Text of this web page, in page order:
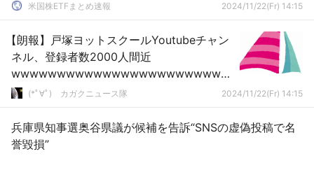
米国株ETFまとめ速報 2024/11/22(Fr) 14:15
【朗報】戸塚ヨットスクールYoutubeチャン
ネル、登録者数2000人間近
wwwwwwwwwwwwwwwwwwwwwwww
w
(*ﾟ∀ﾟ)ゞカガクニュース隊 2024/11/22(Fr) 14:15
兵庫県知事選奥谷県議が候補を告訴“SNSの虚偽投稿で名
誉毀損”